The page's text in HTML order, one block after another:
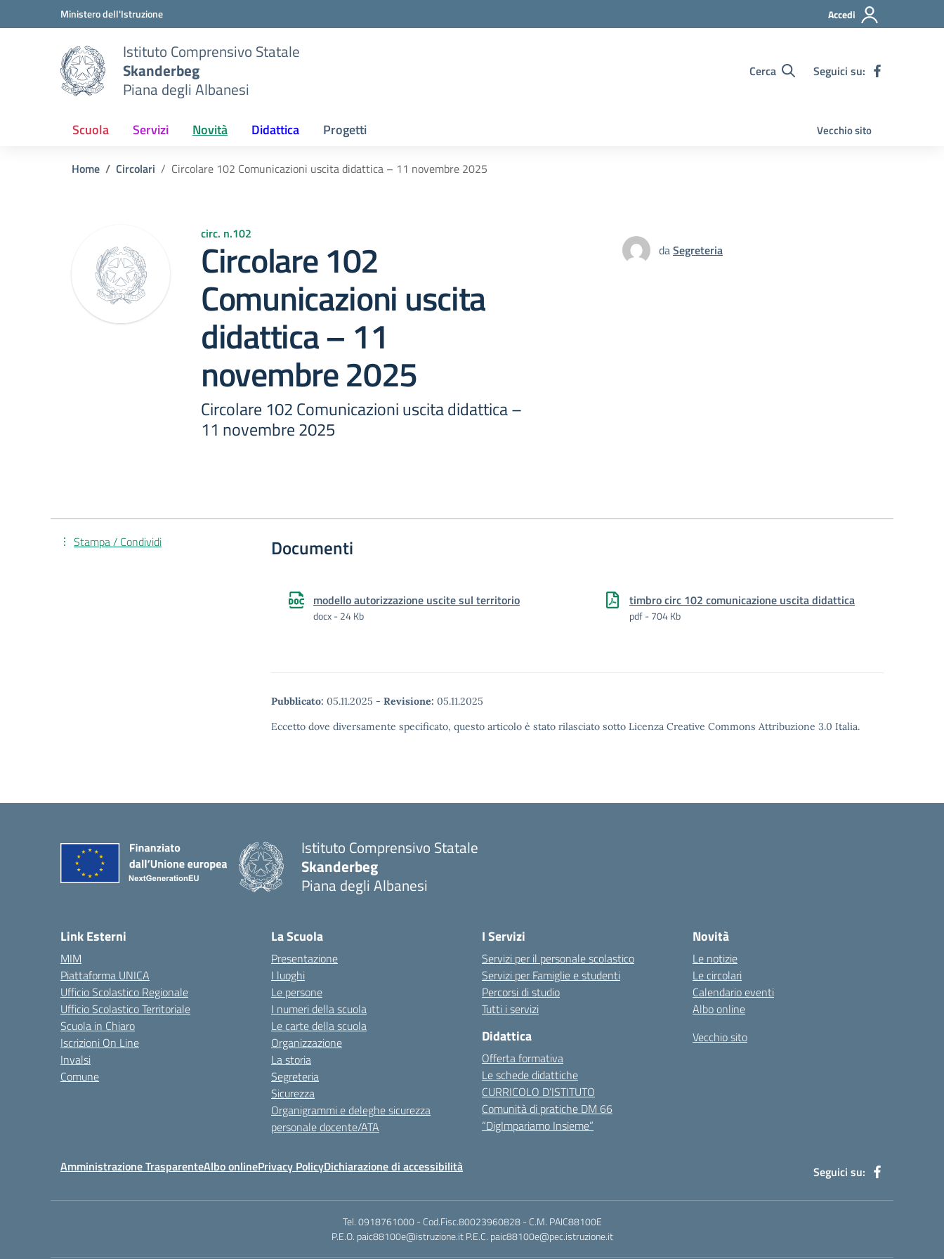
Vai ai contenuti
Vai al menu di navigazione
Ministero dell'Istruzione Accedi
Istituto Comprensivo Statale
Skanderbeg
Piana degli Albanesi
Cerca Seguici su:
Scuola Servizi Novità Didattica Progetti Vecchio sito
Home Circolari Circolare 102 Comunicazioni uscita didattica – 11 novembre 2025
circ. n.102
Circolare 102
Comunicazioni uscita
didattica – 11
novembre 2025
Circolare 102 Comunicazioni uscita didattica –
11 novembre 2025
daSegreteria
Documenti
modello autorizzazione uscite sul territorio
docx - 24 Kb
timbro circ 102 comunicazione uscita didattica
pdf - 704 Kb
Pubblicato: 05.11.2025 - Revisione: 05.11.2025
Eccetto dove diversamente specificato, questo articolo è stato rilasciato sotto Licenza Creative Commons Attribuzione 3.0 Italia.
Stampa / Condividi
Istituto Comprensivo Statale
Skanderbeg
Piana degli Albanesi
Link Esterni
MIM
Piattaforma UNICA
Ufficio Scolastico Regionale
Ufficio Scolastico Territoriale
Scuola in Chiaro
Iscrizioni On Line
Invalsi
Comune
La Scuola
Presentazione
I luoghi
Le persone
I numeri della scuola
Le carte della scuola
Organizzazione
La storia
Segreteria
Sicurezza
Organigrammi e deleghe sicurezza
personale docente/ATA
I Servizi
Servizi per il personale scolastico
Servizi per Famiglie e studenti
Percorsi di studio
Tutti i servizi
Didattica
Offerta formativa
Le schede didattiche
CURRICOLO D’ISTITUTO
Comunità di pratiche DM 66
“DigImpariamo Insieme”
Novità
Le notizie
Le circolari
Calendario eventi
Albo online
Vecchio sito
Amministrazione TrasparenteAlbo onlinePrivacy PolicyDichiarazione di accessibilità Seguici su:
Tel. 0918761000 - Cod.Fisc.80023960828 - C.M. PAIC88100E
P.E.O. paic88100e@istruzione.it P.E.C. paic88100e@pec.istruzione.it